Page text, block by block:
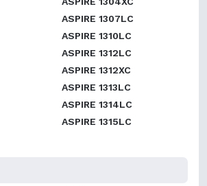
ASPIRE 1307LC
ASPIRE 1310LC
ASPIRE 1312LC
ASPIRE 1312XC
ASPIRE 1313LC
ASPIRE 1314LC
ASPIRE 1315LC